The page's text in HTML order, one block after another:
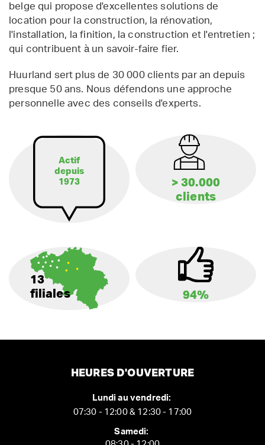
belge qui propose d'excellentes solutions de
location pour la construction, la rénovation,
l'installation, la finition, la construction et l'entretien ;
qui contribuent à un savoir-faire fier.
Huurland sert plus de 30 000 clients par an depuis
presque 50 ans. Nous défendons une approche
personnelle avec des conseils d'experts.
Actif
depuis
1973
> 30.000
clients
13
filiales
94%
HEURES D'OUVERTURE
Lundi au vendredi:
07:30 - 12:00 & 12:30 - 17:00
Samedi: